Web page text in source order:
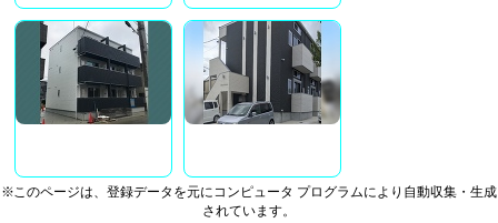
※このページは、登録データを元にコンピュータ プログラムにより自動収集・生成
されています。